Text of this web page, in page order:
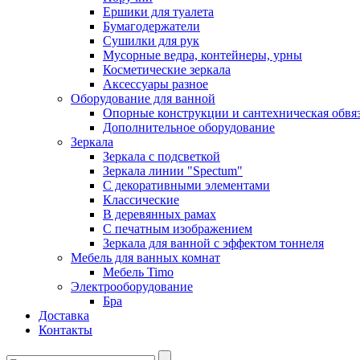
Ершики для туалета
Бумагодержатели
Сушилки для рук
Мусорные ведра, контейнеры, урны
Косметические зеркала
Аксессуары разное
Оборудование для ванной
Опорные конструкции и сантехническая
Дополнительное оборудование
Зеркала
Зеркала с подсветкой
Зеркала линии "Spectum"
С декоративными элементами
Классические
В деревянных рамах
С печатным изображением
Зеркала для ванной с эффектом тоннеля
Мебель для ванных комнат
Мебель Timo
Электрооборудование
Бра
Доставка
Контакты